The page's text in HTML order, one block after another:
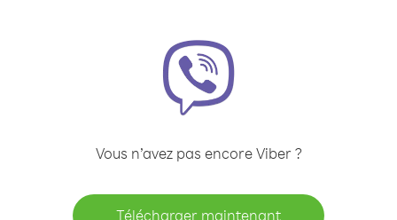
Vous n’avez pas encore Viber ?
Télécharger maintenant